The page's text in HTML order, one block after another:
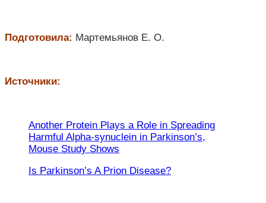
Подготовила: Мартемьянов Е. О.
Источники:
Another Protein Plays a Role in Spreading
Harmful Alpha-synuclein in Parkinson’s,
Mouse Study Shows
Is Parkinson’s A Prion Disease?